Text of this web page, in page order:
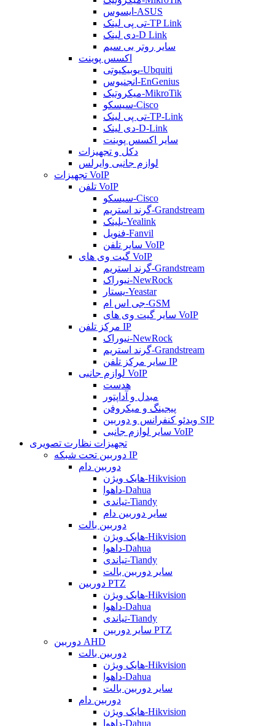
ایسوس-ASUS
تی پی لینک-TP Link
دی لینک-D Link
سایر روتر بی سیم
اکسس پوینت
یوبیکیوتی-Ubquiti
انجنیوس-EnGenius
میکروتیک-MikroTik
سیسکو-Cisco
تی پی لینک-TP-Link
دی لینک-D-Link
سایر اکسس پوینت
دکل و تجهیزات
لوازم جانبی وایرلس
تجهیزات VoIP
تلفن VoIP
سیسکو-Cisco
گرند استریم-Grandstream
یلینک-Yealink
فنویل-Fanvil
سایر تلفن VoIP
گیت وی های VoIP
گرند استریم-Grandstream
نیوراک-NewRock
یستار-Yeastar
جی اس ام-GSM
سایر گیت وی های VoIP
مرکز تلفن IP
نیوراک-NewRock
گرند استریم-Grandstream
سایر مرکز تلفن IP
لوازم جانبی VoIP
هدست
مبدل و آداپتور
پیجینگ و میکروفن
ویدئو کنفرانس و دوربین SIP
سایر لوازم جانبی VoIP
تجهیزات نظارت تصویری
دوربین تحت شبکه IP
دوربین دام
هایک ویژن-Hikvision
داهوا-Dahua
تیاندی-Tiandy
سایر دوربین دام
دوربین بالت
هایک ویژن-Hikvision
داهوا-Dahua
تیاندی-Tiandy
سایر دوربین بالت
دوربین PTZ
هایک ویژن-Hikvision
داهوا-Dahua
تیاندی-Tiandy
سایر دوربین PTZ
دوربین AHD
دوربین بالت
هایک ویژن-Hikvision
داهوا-Dahua
سایر دوربین بالت
دوربین دام
هایک ویژن-Hikvision
داهوا-Dahua